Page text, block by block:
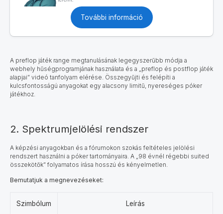
További információ
A preflop játék range megtanulásának legegyszerűbb módja a
webhely hűségprogramjának használata és a „preflop és postflop játék
alapjai” videó tanfolyam elérése. Összegyűjti és felépíti a
kulcsfontosságú anyagokat egy alacsony limitű, nyereséges póker
játékhoz.
2. Spektrumjelölési rendszer
A képzési anyagokban és a fórumokon szokás feltételes jelölési
rendszert használni a póker tartományaira. A „98 évnél régebbi suited
összekötők” folyamatos írása hosszú és kényelmetlen.
Bemutatjuk a megnevezéseket:
Szimbólum Leírás